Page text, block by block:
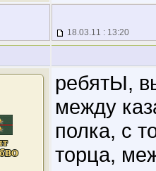
18.03.11 : 13:20
ребятЫ,
между
полка, с
торца,